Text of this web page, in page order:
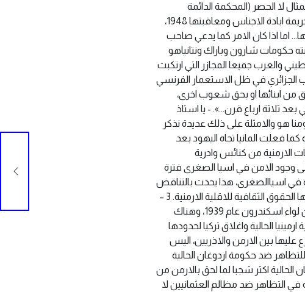
لا الحصر (المحكمة الدائمة
للشعوب 1948، ‏معاهدة سيفر 1920، الامم المتحدة تقرير لجنة جرائم الحرب 1948، اتفاقية منع جريمة ابادة ‏الاجناس ومعاقبتها 1948،
المتحدة بشأن التمييز وحماية الاقليات ‏‏1985، والبرلمان الاوروبي 1987) وغيرها…‏ اما اذا كان الامر كما يدعي صاحب
حكومات شارون وباراك ونتانياهو
جميعا ‏المجازر التي ارتكبت
الجزائري في ظل الاستعمار الفرنسي
من ‏ابنائها او بحق شعوب اخرى،
ثلاثة ارباع قرن…».‏ ‏- يا استاذ
العام 1915، بل ‏استمر ويستمر الى يومنا هو والامثلة على ذلك عديدة نذكر
كما فعلت المانيا تجاه اليهود بعد
الاستمرار في تدمير الممتلكات الارمنية من كنائس وادرية
وجود الامن في اسيا الصغرى ‏فترة
في اسياالصغرى، هذا يحدث بالتناقض
مع المواد 38 و44 ومن اتفاقية ‏لوزان عام 1923، حيث تعهدت تركيا حماية حقوق الاقليات بما فيها الحقوق الثقافية للاقلية ‏الارمنية.‏ ‏3 –
استمرار هجرة الارمن بعد وصول اتاتورك الى الحكم وقيام دولة تركيا الحديثة.‏ ‏4 – هجرة الارمن من لواء اسكندرون عام 1939، وهناك
على جمهورية ارمينيا الحالية واغلاق تركيا لحدودها
‏عليها بين الارمن والاذريين، اليس
ضد حكومة ‏اردوغان الحالية
الحالية اكثر شجبا لما لحق بالارمن من
التظاهر ضد ‏مظالم العثمانيين لا